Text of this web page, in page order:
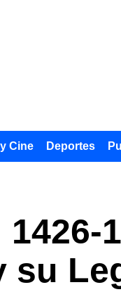
Cine Deportes
su